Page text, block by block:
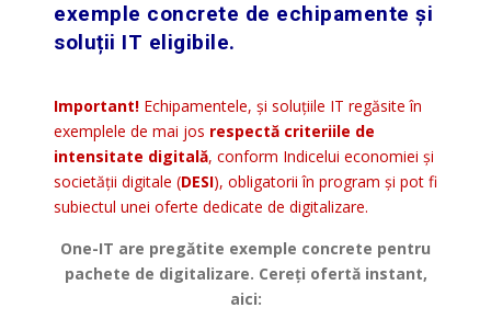
exemple concrete de echipamente și
soluții IT eligibile.
Important! Echipamentele, și soluțiile IT regăsite în
exemplele de mai jos respectă criteriile de
intensitate digitală, conform Indicelui economiei și
societății digitale (DESI), obligatorii în program și pot fi
subiectul unei oferte dedicate de digitalizare.
One-IT are pregătite exemple concrete pentru
pachete de digitalizare. Cereți ofertă instant,
aici: